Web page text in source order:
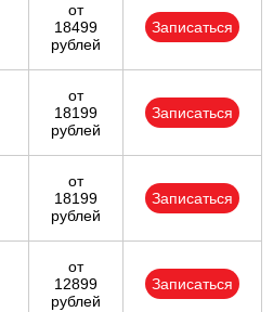
от
18499
рублей
Записаться
от
18199
рублей
Записаться
от
18199
рублей
Записаться
от
12899
рублей
Записаться